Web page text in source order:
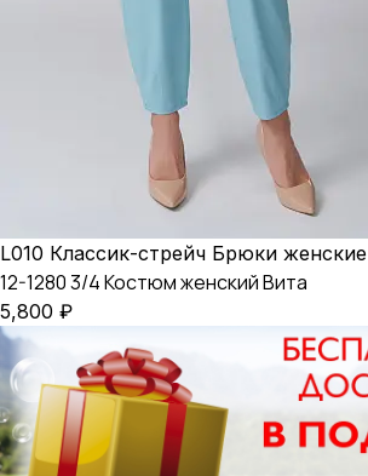
L010 Классик-стрейч Брюки женские
12-1280 3/4 Костюм женский Вита
5,800 ₽